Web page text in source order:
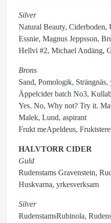
Silver
Natural Beauty, Ciderboden,
Essnie, Magnus Jeppsson,
Hellvi #2, Michael Andäng,
Brons
Sand, Pomologik, Strängnäs,
Äppelcider batch No3,
Yes. No, Why not? Try it.
Malek, Lund, aspirant
Frukt meApeldeus,
HALVTORR CIDER
Guld
Rudenstams Gravenstein,
Huskvarna, yrkesverksam
Silver
RudenstamsRubinola,